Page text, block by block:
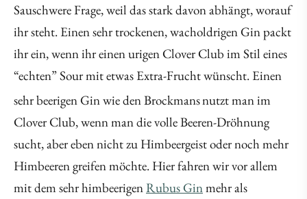
Sauschwere Frage, weil das stark davon abhängt, worauf
ihr steht. Einen sehr trockenen, wacholdrigen Gin packt
ihr ein, wenn ihr einen urigen Clover Club im Stil eines
“echten” Sour mit etwas Extra-Frucht wünscht. Einen
sehr beerigen Gin wie den Brockmansnutzt man im
Clover Club, wenn man die volle Beeren-Dröhnung
sucht, aber eben nicht zu Himbeergeist oder noch mehr
Himbeeren greifen möchte. Hier fahren wir vor allem
mit dem sehr himbeerigenRubus Ginmehr als